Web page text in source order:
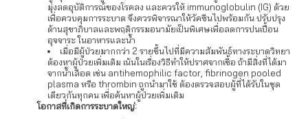
มุ่งลดอุบัติการณ์ของโรคลง และควรให้ immunoglobulin (IG) ด้วย
เพื่อควบคุมการระบาด จึงควรพิจารณาให้วัคซีนไปพร้อมกัน ปรับปรุง
ด้านสุขาภิบาลและพฤติกรรมอนามัยเป็นพิเศษเพื่อลดการปนเปื้อน
อุจจาระ ในอาหารและน้ำ
เมื่อมีผู้ป่วยมากกว่า 2 รายขึ้นไปที่มีความสัมพันธ์ทางระบาดวิทยา
ต้องหาผู้ป่วยเพิ่มเติม เน้นในเรื่องวิธีทำให้ปราศจากเชื้อ ถ้ามีสิ่งที่ได้มา
จากน้ำเลือด เช่น antihemophilic factor, fibrinogen pooled
plasma หรือ thrombin ถูกนำมาใช้ ต้องตรวจสอบผู้ที่ได้รับในชุด
เดียวกันทุกคน เพื่อค้นหาผู้ป่วยเพิ่มเติม
โอกาสที่เกิดการระบาดใหญ่: